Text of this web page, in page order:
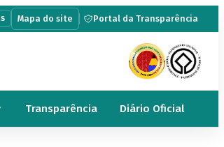
Mapa do site Portal da Transparência
Transparência Diário Oficial